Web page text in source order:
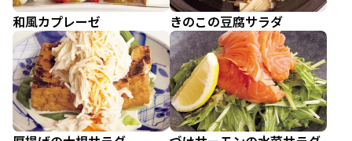
和風カプレーゼ きのこの豆腐サラダ